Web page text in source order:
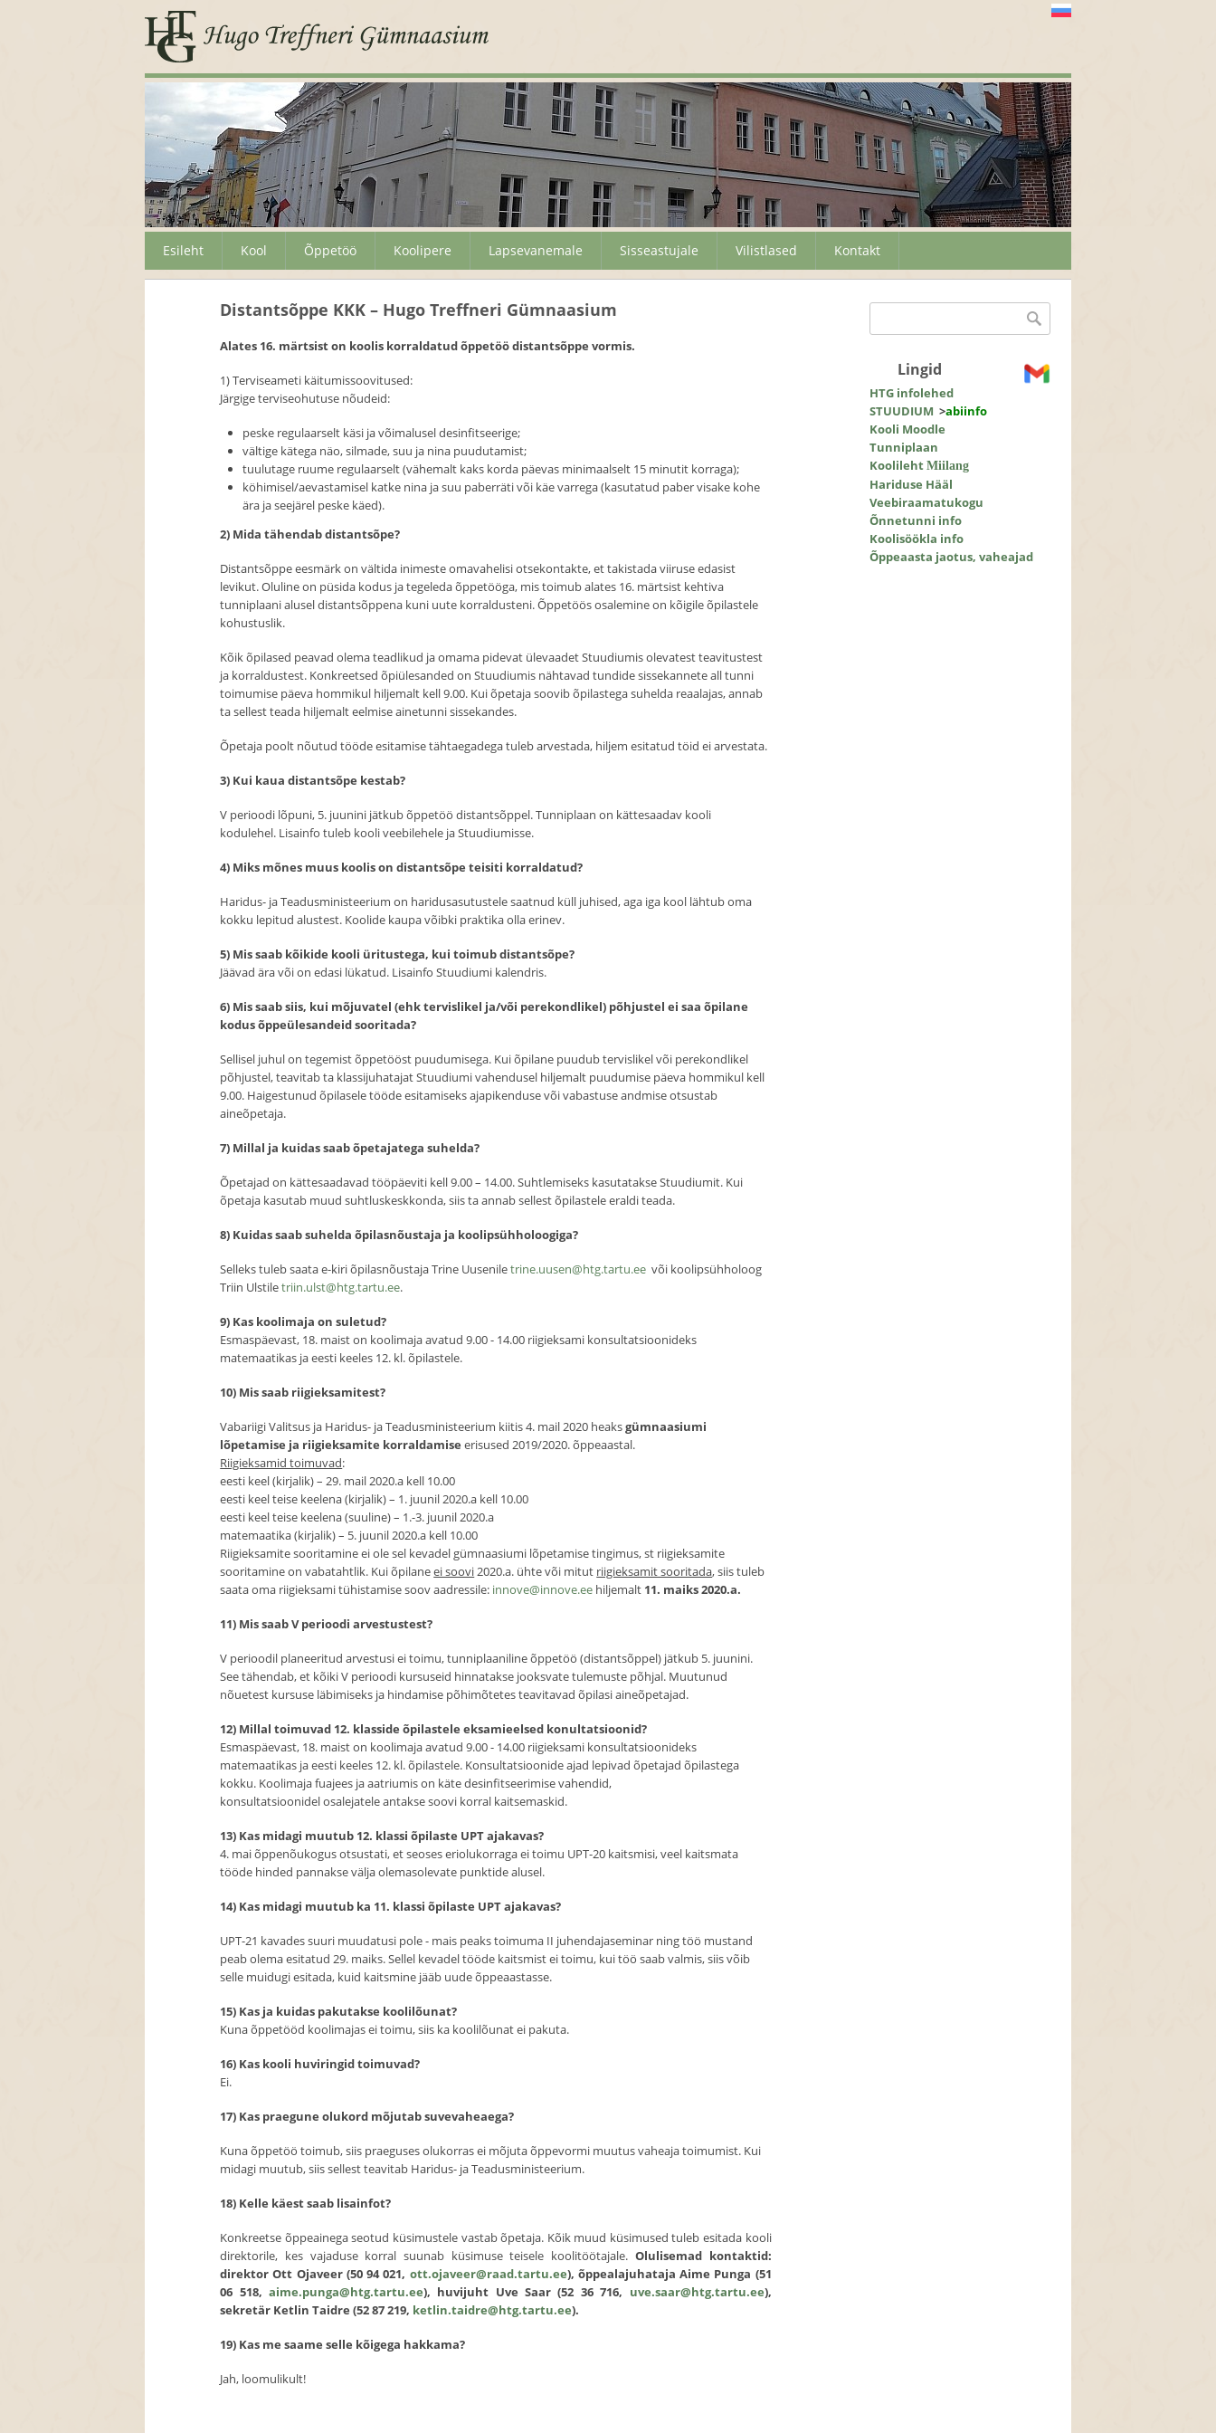
Esileht Kool Õppetöö Koolipere Lapsevanemale Sisseastujale Vilistlased Kontakt
Distantsõppe KKK – Hugo Treffneri Gümnaasium
Alates 16. märtsist on koolis korraldatud õppetöö distantsõppe vormis.
1) Terviseameti käitumissoovitused:
Järgige terviseohutuse nõudeid:
peske regulaarselt käsi ja võimalusel desinfitseerige;
vältige kätega näo, silmade, suu ja nina puudutamist;
tuulutage ruume regulaarselt (vähemalt kaks korda päevas minimaalselt 15 minutit korraga);
köhimisel/aevastamisel katke nina ja suu paberräti või käe varrega (kasutatud paber visake kohe
ära ja seejärel peske käed).
2) Mida tähendab distantsõpe?
Distantsõppe eesmärk on vältida inimeste omavahelisi otsekontakte, et takistada viiruse edasist
levikut. Oluline on püsida kodus ja tegeleda õppetööga, mis toimub alates 16. märtsist kehtiva
tunniplaani alusel distantsõppena kuni uute korraldusteni. Õppetöös osalemine on kõigile õpilastele
kohustuslik.
Kõik õpilased peavad olema teadlikud ja omama pidevat ülevaadet Stuudiumis olevatest teavitustest
ja korraldustest. Konkreetsed õpiülesanded on Stuudiumis nähtavad tundide sissekannete all tunni
toimumise päeva hommikul hiljemalt kell 9.00. Kui õpetaja soovib õpilastega suhelda reaalajas, annab
ta sellest teada hiljemalt eelmise ainetunni sissekandes.
Õpetaja poolt nõutud tööde esitamise tähtaegadega tuleb arvestada, hiljem esitatud töid ei arvestata.
3) Kui kaua distantsõpe kestab?
V perioodi lõpuni, 5. juunini jätkub õppetöö distantsõppel. Tunniplaan on kättesaadav kooli
kodulehel. Lisainfo tuleb kooli veebilehele ja Stuudiumisse.
4) Miks mõnes muus koolis on distantsõpe teisiti korraldatud?
Haridus- ja Teadusministeerium on haridusasutustele saatnud küll juhised, aga iga kool lähtub oma
kokku lepitud alustest. Koolide kaupa võibki praktika olla erinev.
5) Mis saab kõikide kooli üritustega, kui toimub distantsõpe?
Jäävad ära või on edasi lükatud. Lisainfo Stuudiumi kalendris.
6) Mis saab siis, kui mõjuvatel (ehk tervislikel ja/või perekondlikel) põhjustel ei saa õpilane
kodus õppeülesandeid sooritada?
Sellisel juhul on tegemist õppetööst puudumisega. Kui õpilane puudub tervislikel või perekondlikel
põhjustel, teavitab ta klassijuhatajat Stuudiumi vahendusel hiljemalt puudumise päeva hommikul kell
9.00. Haigestunud õpilasele tööde esitamiseks ajapikenduse või vabastuse andmise otsustab
aineõpetaja.
7) Millal ja kuidas saab õpetajatega suhelda?
Õpetajad on kättesaadavad tööpäeviti kell 9.00 – 14.00. Suhtlemiseks kasutatakse Stuudiumit. Kui
õpetaja kasutab muud suhtluskeskkonda, siis ta annab sellest õpilastele eraldi teada.
8) Kuidas saab suhelda õpilasnõustaja ja koolipsühholoogiga?
Selleks tuleb saata e-kiri õpilasnõustaja Trine Uuseniletrine.uusen@htg.tartu.ee või koolipsühholoog
Triin Ulstiletriin.ulst@htg.tartu.ee.
9) Kas koolimaja on suletud?
Esmaspäevast, 18. maist on koolimaja avatud 9.00 - 14.00 riigieksami konsultatsioonideks
matemaatikas ja eesti keeles 12. kl. õpilastele.
10) Mis saab riigieksamitest?
Vabariigi Valitsus ja Haridus- ja Teadusministeerium kiitis 4. mail 2020 heaksgümnaasiumi
lõpetamise ja riigieksamite korraldamise erisused 2019/2020. õppeaastal.
Riigieksamid toimuvad:
eesti keel (kirjalik) – 29. mail 2020.a kell 10.00
eesti keel teise keelena (kirjalik) – 1. juunil 2020.a kell 10.00
eesti keel teise keelena (suuline) – 1.-3. juunil 2020.a
matemaatika (kirjalik) – 5. juunil 2020.a kell 10.00
Riigieksamite sooritamine ei ole sel kevadel gümnaasiumi lõpetamise tingimus, st riigieksamite
sooritamine on vabatahtlik. Kui õpilaneei soovi2020.a. ühte või mitut riigieksamit sooritada, siis tuleb
saata oma riigieksami tühistamise soov aadressile: innove@innove.ee hiljemalt 11. maiks 2020.a.
11) Mis saab V perioodi arvestustest?
V perioodil planeeritud arvestusi ei toimu, tunniplaaniline õppetöö (distantsõppel) jätkub 5. juunini.
See tähendab, et kõiki V perioodi kursuseid hinnatakse jooksvate tulemuste põhjal. Muutunud
nõuetest kursuse läbimiseks ja hindamise põhimõtetes teavitavad õpilasi aineõpetajad.
12) Millal toimuvad 12. klasside õpilastele eksamieelsed konultatsioonid?
Esmaspäevast, 18. maist on koolimaja avatud 9.00 - 14.00 riigieksami konsultatsioonideks
matemaatikas ja eesti keeles 12. kl. õpilastele. Konsultatsioonide ajad lepivad õpetajad õpilastega
kokku. Koolimaja fuajees ja aatriumis on käte desinfitseerimise vahendid,
konsultatsioonidel osalejatele antakse soovi korral kaitsemaskid.
13) Kas midagi muutub 12. klassi õpilaste UPT ajakavas?
4. mai õppenõukogus otsustati, et seoses eriolukorraga ei toimu UPT-20 kaitsmisi, veel kaitsmata
tööde hinded pannakse välja olemasolevate punktide alusel.
14) Kas midagi muutub ka 11. klassi õpilaste UPT ajakavas?
UPT-21 kavades suuri muudatusi pole - mais peaks toimuma II juhendajaseminar ning töö mustand
peab olema esitatud 29. maiks. Sellel kevadel tööde kaitsmist ei toimu, kui töö saab valmis, siis võib
selle muidugi esitada, kuid kaitsmine jääb uude õppeaastasse.
15) Kas ja kuidas pakutakse koolilõunat?
Kuna õppetööd koolimajas ei toimu, siis ka koolilõunat ei pakuta.
16) Kas kooli huviringid toimuvad?
Ei.
17) Kas praegune olukord mõjutab suvevaheaega?
Kuna õppetöö toimub, siis praeguses olukorras ei mõjuta õppevormi muutus vaheaja toimumist. Kui
midagi muutub, siis sellest teavitab Haridus- ja Teadusministeerium.
18) Kelle käest saab lisainfot?
Konkreetse õppeainega seotud küsimustele vastab õpetaja. Kõik muud küsimused tuleb esitada kooli
direktorile, kes vajaduse korral suunab küsimuse teisele koolitöötajale. Olulisemad kontaktid:
direktor Ott Ojaveer (50 94 021, ott.ojaveer@raad.tartu.ee), õppealajuhataja Aime Punga (51
06 518, aime.punga@htg.tartu.ee), huvijuht Uve Saar (52 36 716, uve.saar@htg.tartu.ee),
sekretär Ketlin Taidre (52 87 219, ketlin.taidre@htg.tartu.ee).
19) Kas me saame selle kõigega hakkama?
Jah, loomulikult!
Otsinguvorm
Lingid
HTG infolehed
STUUDIUM >abiinfo
Kooli Moodle
Tunniplaan
KoolilehtMiilang
Hariduse Hääl
Veebiraamatukogu
Õnnetunni info
Koolisöökla info
Õppeaasta jaotus, vaheajad